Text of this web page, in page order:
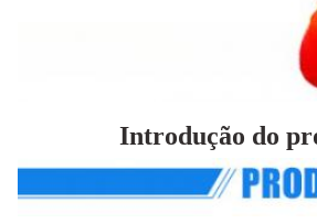
Introdução do